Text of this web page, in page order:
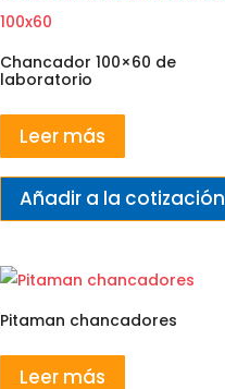
Chancador 100×60 de
laboratorio
Leer más
Añadir a la cotización
Pitaman chancadores
Leer más